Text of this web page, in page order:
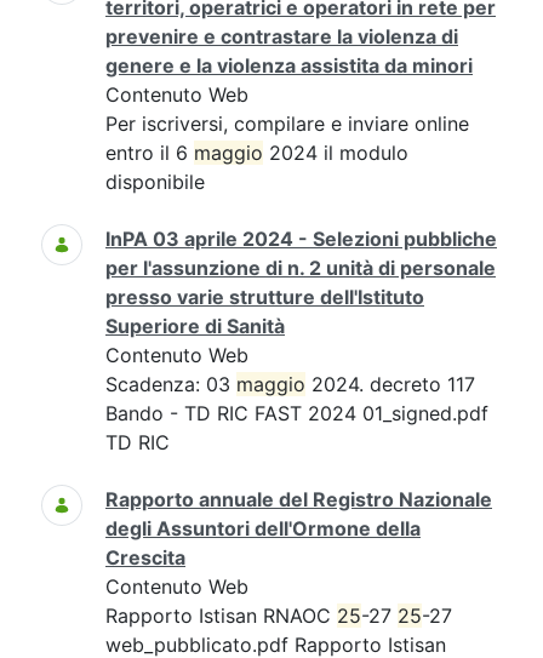
territori, operatrici e operatori in rete per
prevenire e contrastare la violenza di
genere e la violenza assistita da minori
Contenuto Web
Per iscriversi, compilare e inviare online
entro il 6 maggio 2024 il modulo
disponibile
InPA 03 aprile 2024 - Selezioni pubbliche
per l'assunzione di n. 2 unità di personale
presso varie strutture dell'Istituto
Superiore di Sanità
Contenuto Web
Scadenza: 03 maggio 2024. decreto 117
Bando - TD RIC FAST 2024 01_signed.pdf
TD RIC
Rapporto annuale del Registro Nazionale
degli Assuntori dell'Ormone della
Crescita
Contenuto Web
Rapporto Istisan RNAOC 25-27 25-27
web_pubblicato.pdf Rapporto Istisan